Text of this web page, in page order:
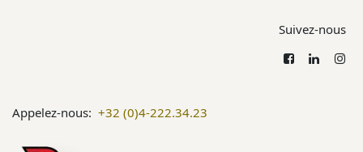
Suivez-nous
Appelez-nous: +32 (0)4-222.34.23